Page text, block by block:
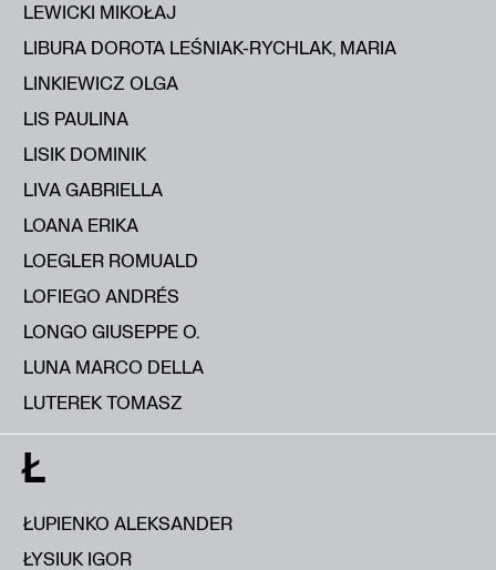
LEWICKI MIKOŁAJ
LIBURA DOROTA LEŚNIAK-RYCHLAK, MARIA
LINKIEWICZ OLGA
LIS PAULINA
LISIK DOMINIK
LIVA GABRIELLA
LOANA ERIKA
LOEGLER ROMUALD
LOFIEGO ANDRÉS
LONGO GIUSEPPE O.
LUNA MARCO DELLA
LUTEREK TOMASZ
Ł
ŁUPIENKO ALEKSANDER
ŁYSIUK IGOR